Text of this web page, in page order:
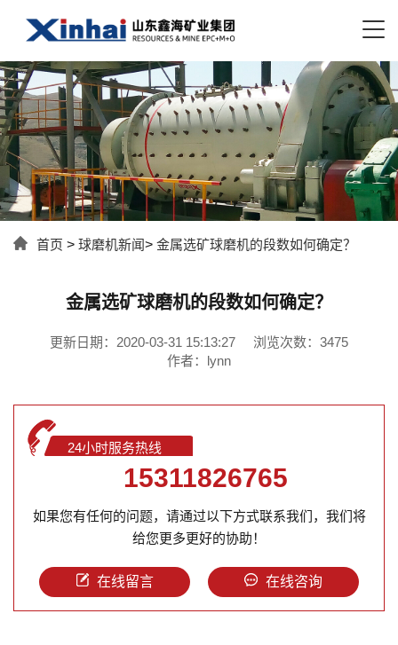
首页 > 球磨机新闻> 金属选矿球磨机的段数如何确定？
金属选矿球磨机的段数如何确定？
更新日期：2020-03-31 15:13:27
浏览次数：3475
作者：lynn
24小时服务热线
15311826765
如果您有任何的问题，请通过以下方式联系我们，我们将
给您更多更好的协助！
在线留言 在线咨询